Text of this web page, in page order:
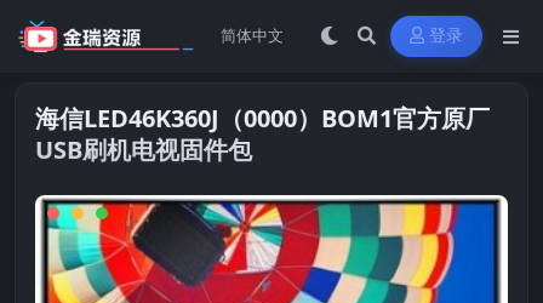
登录
海信LED46K360J（0000）BOM1官方原厂
USB刷机电视固件包